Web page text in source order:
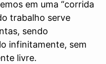
em uma “corrida
trabalho serve
sendo
infinitamente, sem
livre.